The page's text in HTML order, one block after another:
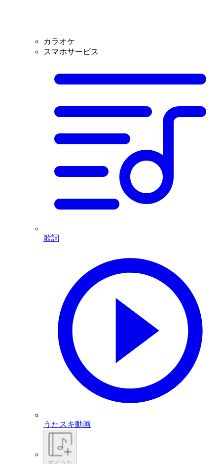
カラオケ
スマホサービス
歌詞
うたスキ動画